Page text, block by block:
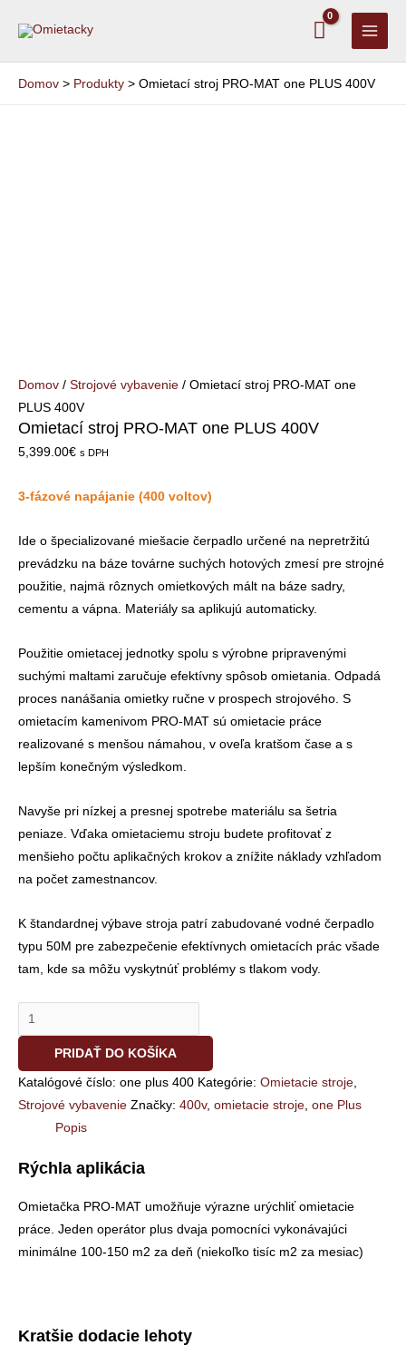
Domov Produkty Omietací stroj PRO-MAT one PLUS 400V
Domov / Strojové vybavenie / Omietací stroj PRO-MAT one
PLUS 400V
Omietací stroj PRO-MAT one PLUS 400V
5,399.00€ s DPH
3-fázové napájanie (400 voltov)
Ide o špecializované miešacie čerpadlo určené na nepretržitú
prevádzku na báze továrne suchých hotových zmesí pre strojné
použitie, najmä rôznych omietkových mált na báze sadry,
cementu a vápna. Materiály sa aplikujú automaticky.
Použitie omietacej jednotky spolu s výrobne pripravenými
suchými maltami zaručuje efektívny spôsob omietania. Odpadá
proces nanášania omietky ručne v prospech strojového. S
omietacím kamenivom PRO-MAT sú omietacie práce
realizované s menšou námahou, v oveľa kratšom čase a s
lepším konečným výsledkom.
Navyše pri nízkej a presnej spotrebe materiálu sa šetria
peniaze. Vďaka omietaciemu stroju budete profitovať z
menšieho počtu aplikačných krokov a znížite náklady vzhľadom
na počet zamestnancov.
K štandardnej výbave stroja patrí zabudované vodné čerpadlo
typu 50M pre zabezpečenie efektívnych omietacích prác všade
tam, kde sa môžu vyskytnúť problémy s tlakom vody.
PRIDAŤ DO KOŠÍKA
Katalógové číslo: one plus 400 Kategórie: Omietacie stroje,
Strojové vybavenie Značky: 400v, omietacie stroje, one Plus
Popis
Rýchla aplikácia
Omietačka PRO-MAT umožňuje výrazne urýchliť omietacie
práce. Jeden operátor plus dvaja pomocníci vykonávajúci
minimálne 100-150 m2 za deň (niekoľko tisíc m2 za mesiac)
Kratšie dodacie lehoty